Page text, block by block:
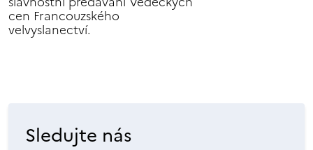
cen Francouzského
velvyslanectví.
Sledujte nás